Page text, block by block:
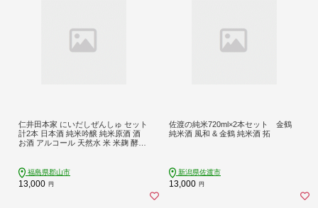
仁井田本家 にいだしぜんしゅ セット
計2本 日本酒 純米吟醸 純米原酒 酒
お酒 アルコール 天然水 米 米麹 酵母
常温 福島県 郡山市
福島県郡山市
13,000 円
佐渡の純米720ml×2本セット 金鶴
純米酒 風和 & 金鶴 純米酒 拓
新潟県佐渡市
13,000 円